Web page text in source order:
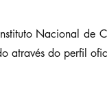
Nacional de
através do perfil